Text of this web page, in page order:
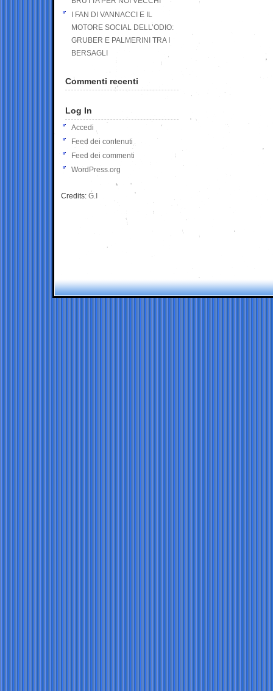
I FAN DI VANNACCI E IL
MOTORE SOCIAL DELL’ODIO:
GRUBER E PALMERINI TRA I
BERSAGLI
Commenti recenti
Log In
Accedi
Feed dei contenuti
Feed dei commenti
WordPress.org
Credits: G.I